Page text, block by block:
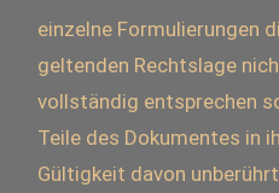
einzelne Formulierungen
geltenden Rechtslage
vollständig entsprechen
Teile des Dokumentes in
Gültigkeit davon